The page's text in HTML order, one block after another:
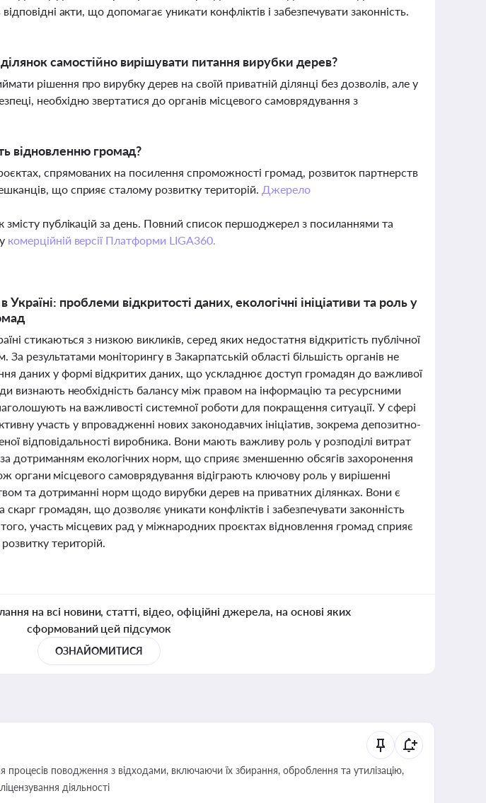
акти, що допомагає уникати конфліктів і забезпечувати законність.
самостійно вирішувати питання вирубки дерев?
рішення про вирубку дерев на своїй приватній ділянці без дозволів, але у
необхідно звертатися до органів місцевого самоврядування з
відновленню громад?
спрямованих на посилення спроможності громад, розвиток партнерств
що сприяє сталому розвитку територій. Джерело
публікацій за день. Повний список першоджерел з посиланнями та
комерційній версії Платформи LIGA360.
проблеми відкритості даних, екологічні ініціативи та роль у
стикаються з низкою викликів, серед яких недостатня відкритість публічної
результатами моніторингу в Закарпатській області більшість органів не
даних у формі відкритих даних, що ускладнює доступ громадян до важливої
визнають необхідність балансу між правом на інформацію та ресурсними
на важливості системної роботи для покращення ситуації. У сфері
участь у впровадженні нових законодавчих ініціатив, зокрема депозитно-
відповідальності виробника. Вони мають важливу роль у розподілі витрат
за дотриманням екологічних норм, що сприяє зменшенню обсягів захоронення
органи місцевого самоврядування відіграють ключову роль у вирішенні
та дотриманні норм щодо вирубки дерев на приватних ділянках. Вони є
громадян, що дозволяє уникати конфліктів і забезпечувати законність
участь місцевих рад у міжнародних проєктах відновлення громад сприяє
територій.
на всі новини, статті, відео, офіційні джерела, на основі яких
сформований цей підсумок
ОЗНАЙОМИТИСЯ
процесів поводження з відходами, включаючи їх збирання, оброблення та утилізацію,
діяльності